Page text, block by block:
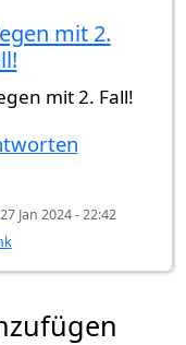
dievonapache
mit 2.
mit 2. Fall!
Jan 2024 - 22:42